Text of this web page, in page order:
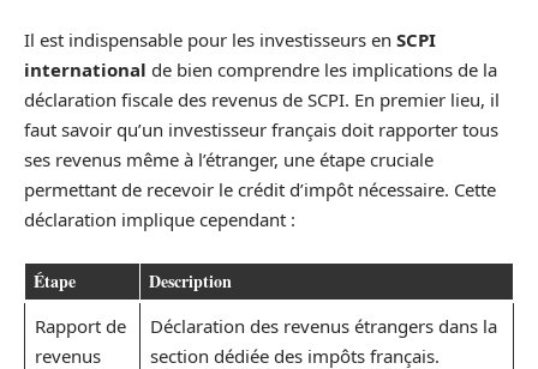
Il est indispensable pour les investisseurs en SCPI
international de bien comprendre les implications de la
déclaration fiscale des revenus de SCPI. En premier lieu, il
faut savoir qu’un investisseur français doit rapporter tous
ses revenus même à l’étranger, une étape cruciale
permettant de recevoir le crédit d’impôt nécessaire. Cette
déclaration implique cependant :
Étape Description
Rapport de
revenus
Déclaration des revenus étrangers dans la
section dédiée des impôts français.